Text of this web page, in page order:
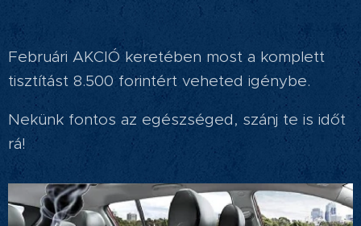
Februári AKCIÓ keretében most a komplett
tisztítást 8.500 forintért veheted igénybe.
Nekünk fontos az egészséged, szánj te is időt
rá!